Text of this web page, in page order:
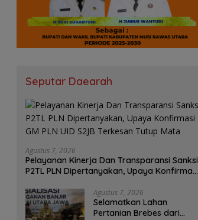
Seputar Daearah
Agustus 7, 2026
Pelayanan Kinerja Dan Transparansi Sanksi
P2TL PLN Dipertanyakan, Upaya Konfirmasi
Agustus 7, 2026
Selamatkan Lahan
Pertanian Brebes dari